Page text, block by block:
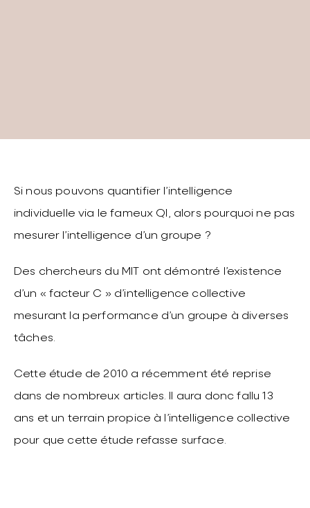
Si nous pouvons quantifier l’intelligence
individuelle via le fameux QI, alors pourquoi ne pas
mesurer l’intelligence d’un groupe ?
Des chercheurs du MIT ont démontré l’existence
d’un « facteur C » d’intelligence collective
mesurant la performance d’un groupe à diverses
tâches.
Cette étude de 2010 a récemment été reprise
dans de nombreux articles. Il aura donc fallu 13
ans et un terrain propice à l’intelligence collective
pour que cette étude refasse surface.